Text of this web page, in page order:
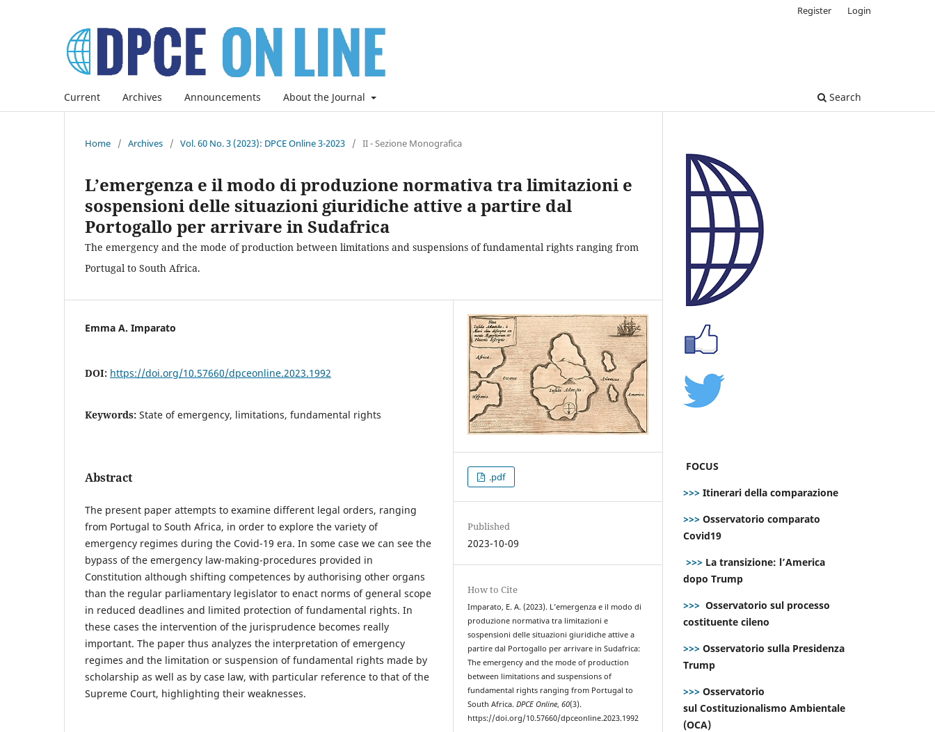
Current Archives Announcements About the Journal Search
Register Login
Home / Archives / Vol. 60 No. 3 (2023): DPCE Online 3-2023 / II - Sezione Monografica
L’emergenza e il modo di produzione normativa tra limitazioni e
sospensioni delle situazioni giuridiche attive a partire dal
Portogallo per arrivare in Sudafrica
The emergency and the mode of production between limitations and suspensions of fundamental rights ranging from
Portugal to South Africa.
Emma A. Imparato
DOI: https://doi.org/10.57660/dpceonline.2023.1992
Keywords: State of emergency, limitations, fundamental rights
Abstract
The present paper attempts to examine different legal orders, ranging
from Portugal to South Africa, in order to explore the variety of
emergency regimes during the Covid-19 era. In some case we can see the
bypass of the emergency law-making-procedures provided in
Constitution although shifting competences by authorising other organs
than the regular parliamentary legislator to enact norms of general scope
in reduced deadlines and limited protection of fundamental rights. In
these cases the intervention of the jurisprudence becomes really
important. The paper thus analyzes the interpretation of emergency
regimes and the limitation or suspension of fundamental rights made by
scholarship as well as by case law, with particular reference to that of the
Supreme Court, highlighting their weaknesses.
.pdf
Published
2023-10-09
How to Cite
Imparato, E. A. (2023). L’emergenza e il modo di
produzione normativa tra limitazioni e
sospensioni delle situazioni giuridiche attive a
partire dal Portogallo per arrivare in Sudafrica:
The emergency and the mode of production
between limitations and suspensions of
fundamental rights ranging from Portugal to
South Africa.DPCE Online,60(3).
https://doi.org/10.57660/dpceonline.2023.1992
FOCUS
>>> Itinerari della comparazione
>>> Osservatorio comparato
Covid19
>>> La transizione: l’America
dopo Trump
>>> Osservatorio sul processo
costituente cileno
>>> Osservatorio sulla Presidenza
Trump
>>> Osservatorio
sul Costituzionalismo Ambientale
(OCA)